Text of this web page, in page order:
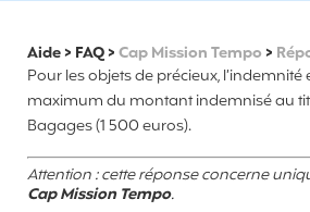
Aide> FAQ>Cap Mission Tempo >
Pour les objets de précieux, l’indemnité
maximum du montant indemnisé au
Bagages (1 500 euros).
Attention : cette réponse concerne
Cap Mission Tempo.